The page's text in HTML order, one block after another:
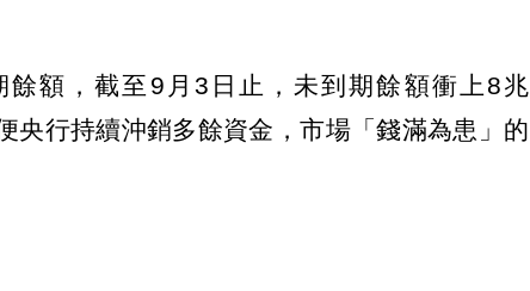
餘額，截至9月3日止，未到期餘額衝上8兆
央行持續沖銷多餘資金，市場「錢滿為患」的